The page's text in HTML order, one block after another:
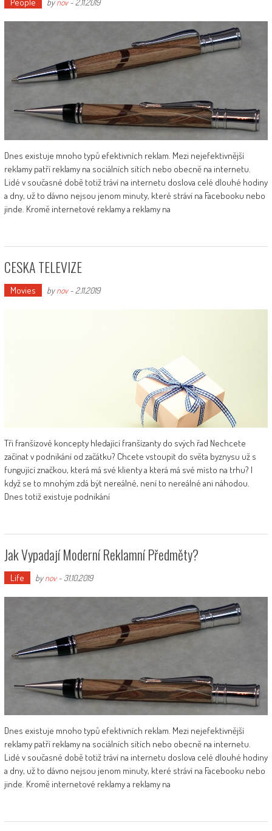
bynov- 2.11.2019
Dnes existuje mnoho typů efektivních reklam. Mezi nejefektivnější
reklamy patří reklamy na sociálních sítích nebo obecně na internetu.
Lidé v současné době totiž tráví na internetu doslova celé dlouhé hodiny
a dny, už to dávno nejsou jenom minuty, které stráví na Facebooku nebo
jinde. Kromě internetové reklamy a reklamy na
CESKA TELEVIZE
Movies bynov- 2.11.2019
Tři franšízové koncepty hledající franšízanty do svých řad Nechcete
začínat v podnikání od začátku? Chcete vstoupit do světa byznysu už s
fungující značkou, která má své klienty a která má své místo na trhu? I
když se to mnohým zdá být nereálné, není to nereálné ani náhodou.
Dnes totiž existuje podnikání
Jak Vypadají Moderní Reklamní Předměty?
Life bynov- 31.10.2019
Dnes existuje mnoho typů efektivních reklam. Mezi nejefektivnější
reklamy patří reklamy na sociálních sítích nebo obecně na internetu.
Lidé v současné době totiž tráví na internetu doslova celé dlouhé hodiny
a dny, už to dávno nejsou jenom minuty, které stráví na Facebooku nebo
jinde. Kromě internetové reklamy a reklamy na